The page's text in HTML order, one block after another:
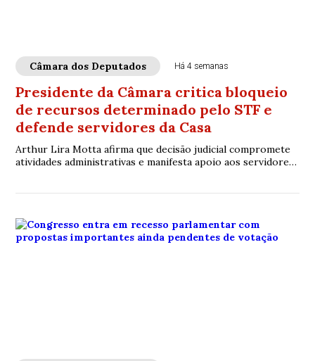
Câmara dos Deputados Há 4 semanas
Presidente da Câmara critica bloqueio
de recursos determinado pelo STF e
defende servidores da Casa
Arthur Lira Motta afirma que decisão judicial compromete
atividades administrativas e manifesta apoio aos servidores